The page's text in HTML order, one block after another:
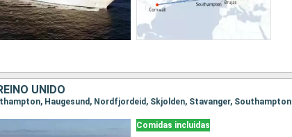
UNIDO
Haugesund, Nordfjordeid, Skjolden, Stavanger, Southampton
Comidas incluidas